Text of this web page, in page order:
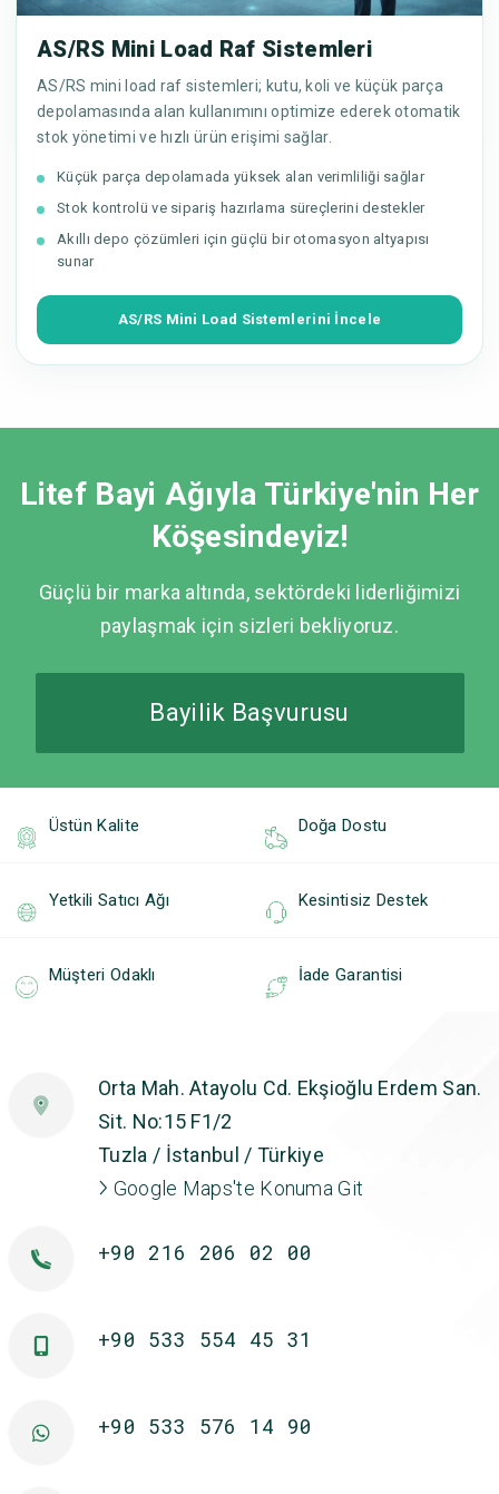
AS/RS Mini Load Raf Sistemleri
AS/RS mini load raf sistemleri; kutu, koli ve küçük parça
depolamasında alan kullanımını optimize ederek otomatik
stok yönetimi ve hızlı ürün erişimi sağlar.
Küçük parça depolamada yüksek alan verimliliği sağlar
Stok kontrolü ve sipariş hazırlama süreçlerini destekler
Akıllı depo çözümleri için güçlü bir otomasyon altyapısı
sunar
AS/RS Mini Load Sistemlerini İncele
Litef Bayi Ağıyla Türkiye'nin Her
Köşesindeyiz!
Güçlü bir marka altında, sektördeki liderliğimizi
paylaşmak için sizleri bekliyoruz.
Bayilik Başvurusu
Üstün Kalite Doğa Dostu
Yetkili Satıcı Ağı Kesintisiz Destek
Müşteri Odaklı İade Garantisi
Orta Mah. Atayolu Cd. Ekşioğlu Erdem San.
Sit. No:15 F1/2
Tuzla / İstanbul / Türkiye
Google Maps'te Konuma Git
+90 216 206 02 00
+90 533 554 45 31
+90 533 576 14 90